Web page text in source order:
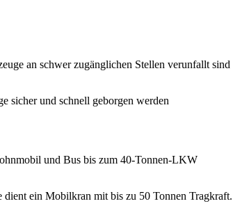
an schwer zugänglichen Stellen verunfallt sind
sicher und schnell geborgen werden
und Bus bis zum 40-Tonnen-LKW
ein Mobilkran mit bis zu 50 Tonnen Tragkraft.